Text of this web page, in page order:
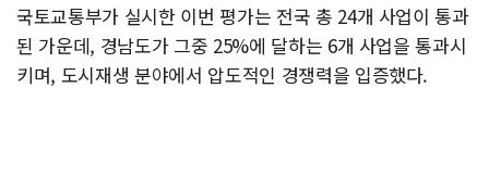
국토교통부가 실시한 이번 평가는 전국 총 24개 사업이 통과
된 가운데, 경남도가 그중 25%에 달하는 6개 사업을 통과시
키며, 도시재생 분야에서 압도적인 경쟁력을 입증했다.